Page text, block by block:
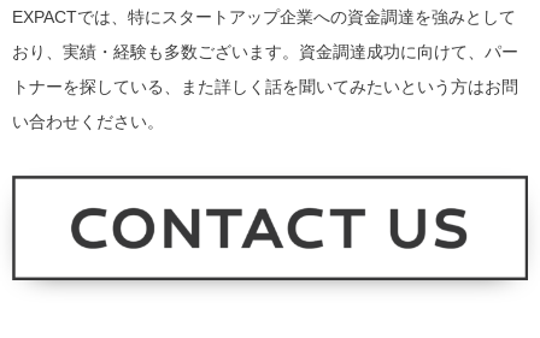
EXPACTでは、特にスタートアップ企業への資金調達を強みとして
おり、実績・経験も多数ございます。資金調達成功に向けて、パー
トナーを探している、また詳しく話を聞いてみたいという方はお問
い合わせください。